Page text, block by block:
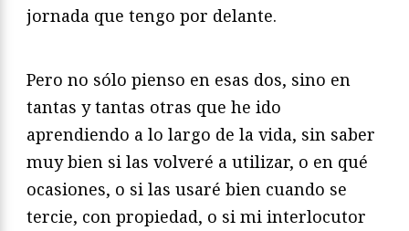
jornada que tengo por delante.
Pero no sólo pienso en esas dos, sino en
tantas y tantas otras que he ido
aprendiendo a lo largo de la vida, sin saber
muy bien si las volveré a utilizar, o en qué
ocasiones, o si las usaré bien cuando se
tercie, con propiedad, o si mi interlocutor